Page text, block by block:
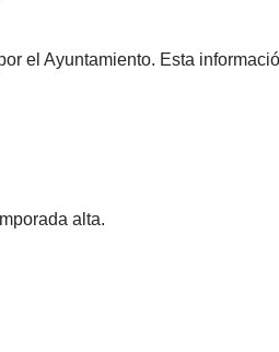
el Ayuntamiento. Esta
alta.